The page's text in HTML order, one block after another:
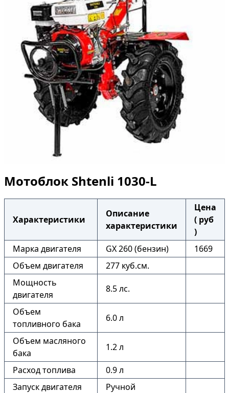
Мотоблок Shtenli 1030-L
Характеристики
Описание
характеристики
Цена
( руб
)
Марка двигателя
GX 260 (бензин)
1669
Объем двигателя
277 куб.см.
Мощность
двигателя
8.5 лс.
Объем
топливного бака
6.0 л
Объем масляного
бака
1.2 л
Расход топлива
0.9 л
Запуск двигателя
Ручной